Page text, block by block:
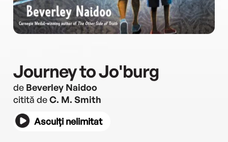
Journey to Jo'burg
de Beverley Naidoo
citită deC. M. Smith
Asculți nelimitat